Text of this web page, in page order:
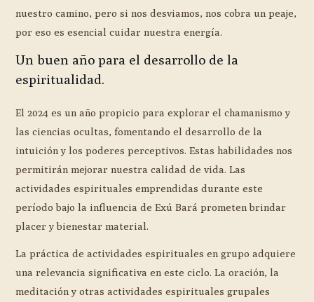
nuestro camino, pero si nos desviamos, nos cobra un peaje,
por eso es esencial cuidar nuestra energía.
Un buen año para el desarrollo de la
espiritualidad.
El 2024 es un año propicio para explorar el chamanismo y
las ciencias ocultas, fomentando el desarrollo de la
intuición y los poderes perceptivos. Estas habilidades nos
permitirán mejorar nuestra calidad de vida. Las
actividades espirituales emprendidas durante este
período bajo la influencia de Exú Bará prometen brindar
placer y bienestar material.
La práctica de actividades espirituales en grupo adquiere
una relevancia significativa en este ciclo. La oración, la
meditación y otras actividades espirituales grupales